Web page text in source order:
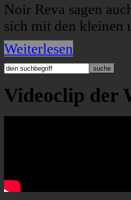
Noir Reva sagen
sich mit den kleinen
Weiterlesen
Videoclip der